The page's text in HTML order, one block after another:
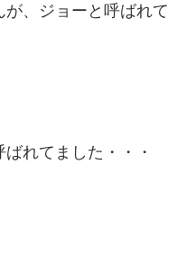
、ジョーと呼ばれて
れてました・・・